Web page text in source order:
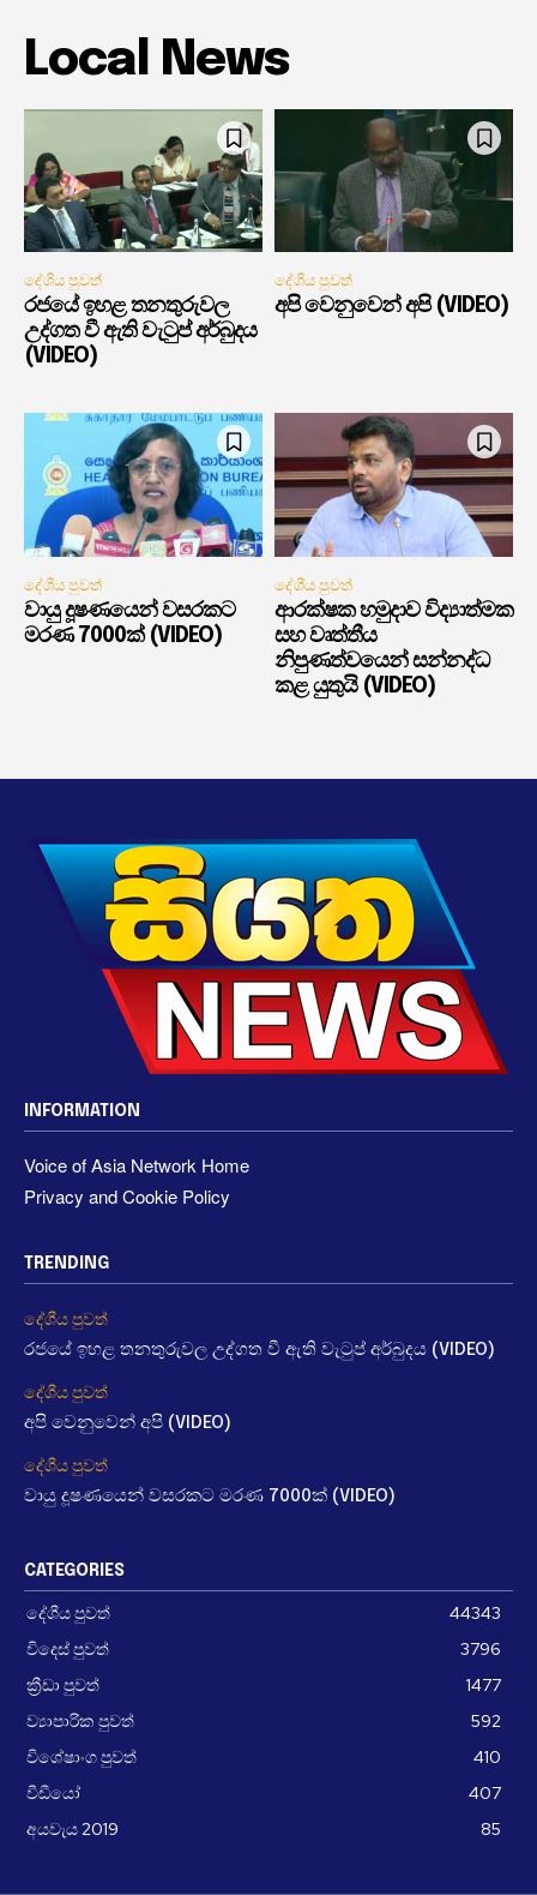
Local News
දේශීය පුවත්
රජයේ ඉහළ තනතුරුවල
උද්ගත වී ඇති වැටුප් අර්බුදය
(VIDEO)
දේශීය පුවත්
අපි වෙනුවෙන් අපි (VIDEO)
දේශීය පුවත්
වායු දූෂණයෙන් වසරකට
මරණ 7000ක් (VIDEO)
දේශීය පුවත්
ආරක්ෂක හමුදාව විද්‍යාත්මක
සහ වෘත්තීය
නිපුණත්වයෙන් සන්නද්ධ
කළ යුතුයි (VIDEO)
INFORMATION
Voice of Asia Network Home
Privacy and Cookie Policy
TRENDING
දේශීය පුවත්
රජයේ ඉහළ තනතුරුවල උද්ගත වී ඇති වැටුප් අර්බුදය (VIDEO)
දේශීය පුවත්
අපි වෙනුවෙන් අපි (VIDEO)
දේශීය පුවත්
වායු දූෂණයෙන් වසරකට මරණ 7000ක් (VIDEO)
CATEGORIES
දේශීය පුවත්
44343
විදෙස් පුවත්
3796
ක්‍රීඩා පුවත්
1477
ව්‍යාපාරික පුවත්
592
විශේෂාංග පුවත්
410
වීඩීයෝ
407
අයවැය 2019
85